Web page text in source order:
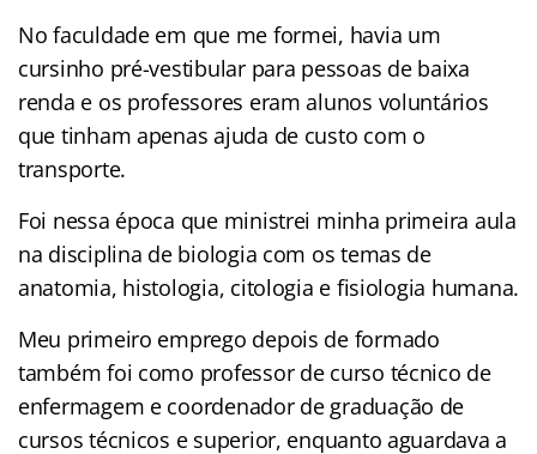
No faculdade em que me formei, havia um
cursinho pré-vestibular para pessoas de baixa
renda e os professores eram alunos voluntários
que tinham apenas ajuda de custo com o
transporte.
Foi nessa época que ministrei minha primeira aula
na disciplina de biologia com os temas de
anatomia, histologia, citologia e fisiologia humana.
Meu primeiro emprego depois de formado
também foi como professor de curso técnico de
enfermagem e coordenador de graduação de
cursos técnicos e superior, enquanto aguardava a